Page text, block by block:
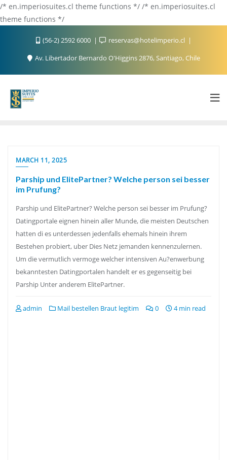
/* en.imperiosuites.cl theme functions */ /* en.imperiosuites.cl
theme functions */
(56-2) 2592 6000
reservas@hotelimperio.cl
Av. Libertador Bernardo O'Higgins 2876, Santiago, Chile
MARCH 11, 2025
Parship und ElitePartner? Welche person sei besser
im Prufung?
Parship und ElitePartner? Welche person sei besser im Prufung?
Datingportale eignen hinein aller Munde, die meisten Deutschen
hatten di es unterdessen jedenfalls ehemals hinein ihrem
Bestehen probiert, uber Dies Netz jemanden kennenzulernen.
Um die vermutlich vermoge welcher intensiven Au?enwerbung
bekanntesten Datingportalen handelt er es gegenseitig bei
Parship Unter anderem ElitePartner.
admin Mail bestellen Braut legitim 0 4 min read